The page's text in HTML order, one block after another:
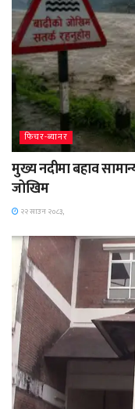
फिचर-ब्यानर
मुख्य नदीमा बहाव
जोखिम
२२ साउन २०८३,